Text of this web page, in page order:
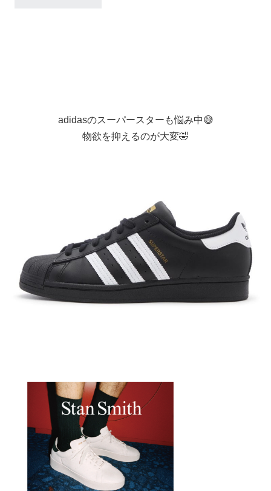
adidasのスーパースターも悩み中😅
物欲を抑えるのが大変🤣